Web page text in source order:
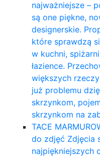
najważniejsze –
są one piękne,
designerskie.
które sprawdzą
w kuchni,
łazience.
większych
już problemu
skrzynkom,
skrzynkom na
TACE
do zdjęć Zdjęcia
najpiękniejszych